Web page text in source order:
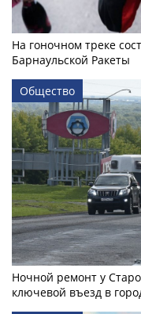
На гоночном треке
Барнаульской Ракеты
Общество
Ночной ремонт у
ключевой въезд в